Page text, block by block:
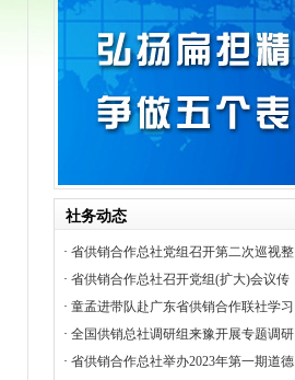
社务动态
· 省供销合作总社党组召开第二次巡视整
· 省供销合作总社召开党组(扩大)会议传
· 童孟进带队赴广东省供销合作联社学习
· 全国供销总社调研组来豫开展专题调研
· 省供销合作总社举办2023年第一期道德